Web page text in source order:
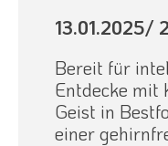
13.01.2025/
Bereit für
Entdecke mit
Geist in
einer